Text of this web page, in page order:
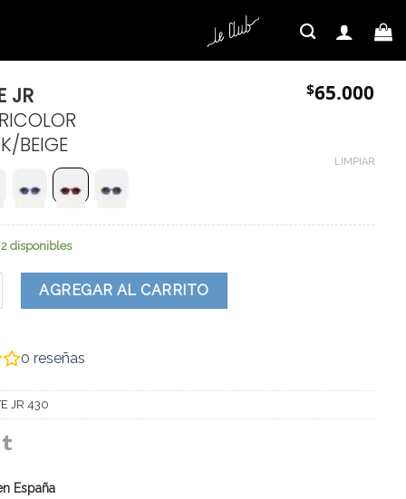
JR
BEIGE
$65.000
LIMPIAR
disponibles
cantidadAGREGAR AL CARRITO
0 reseñas
JR 430
España